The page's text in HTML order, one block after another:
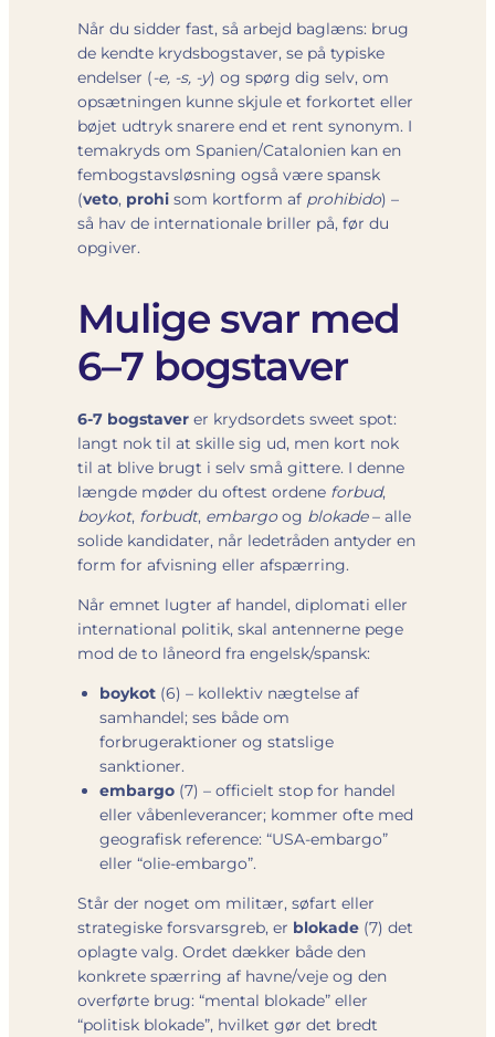
Når du sidder fast, så arbejd baglæns: brug
de kendte krydsbogstaver, se på typiske
endelser (-e, -s, -y) og spørg dig selv, om
opsætningen kunne skjule et forkortet eller
bøjet udtryk snarere end et rent synonym. I
temakryds om Spanien/Catalonien kan en
fembogstavs­løsning også være spansk
(veto, prohi som kortform af prohibido) –
så hav de internationale briller på, før du
opgiver.
Mulige svar med
6–7 bogstaver
6-7 bogstaver er krydsordets sweet spot:
langt nok til at skille sig ud, men kort nok
til at blive brugt i selv små gittere. I denne
længde møder du oftest ordene forbud,
boykot, forbudt, embargoog blokade– alle
solide kandidater, når ledetråden antyder en
form for afvisning eller afspærring.
Når emnet lugter af handel, diplomati eller
international politik, skal antennerne pege
mod de to låneord fra engelsk/spansk:
boykot (6) – kollektiv nægtelse af
samhandel; ses både om
forbrugeraktioner og statslige
sanktioner.
embargo (7) – officielt stop for handel
eller våbenleverancer; kommer ofte med
geografisk reference: “USA-embargo”
eller “olie-embargo”.
Står der noget om militær, søfart eller
strategiske forsvarsgreb, er blokade (7) det
oplagte valg. Ordet dækker både den
konkrete spærring af havne/veje og den
overførte brug: “mental blokade” eller
“politisk blokade”, hvilket gør det bredt